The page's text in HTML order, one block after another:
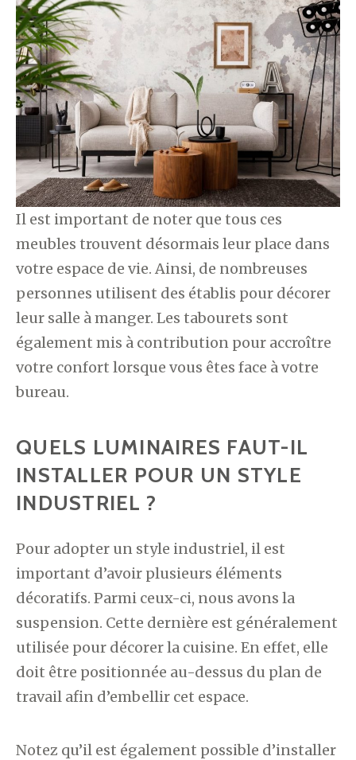
Il est important de noter que tous ces
meubles trouvent désormais leur place dans
votre espace de vie. Ainsi, de nombreuses
personnes utilisent des établis pour décorer
leur salle à manger. Les tabourets sont
également mis à contribution pour accroître
votre confort lorsque vous êtes face à votre
bureau.
QUELS LUMINAIRES FAUT-IL
INSTALLER POUR UN STYLE
INDUSTRIEL ?
Pour adopter un style industriel, il est
important d’avoir plusieurs éléments
décoratifs. Parmi ceux-ci, nous avons la
suspension. Cette dernière est généralement
utilisée pour décorer la cuisine. En effet, elle
doit être positionnée au-dessus du plan de
travail afin d’embellir cet espace.
Notez qu’il est également possible d’installer